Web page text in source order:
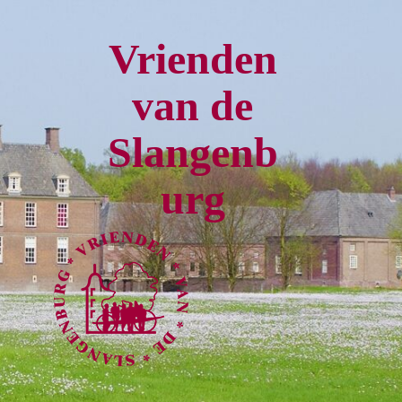
Vrienden
van de
Slangenb
urg